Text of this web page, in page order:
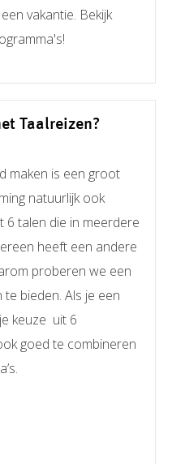
vakantie. Bekijk
Taalreizen?
maken is een groot
natuurlijk ook
6 talen die in meerdere
heeft een andere
proberen we een
bieden. Als je een
keuze uit 6
goed te combineren